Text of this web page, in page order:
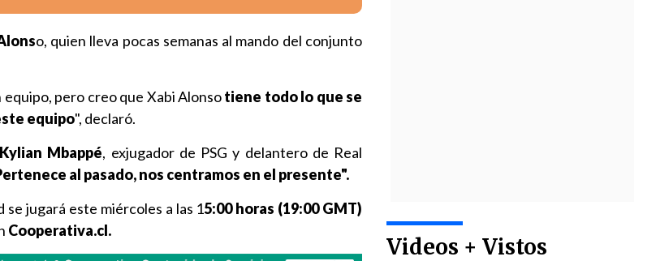
Videos + Vistos
o, quien lleva pocas semanas al mando del conjunto
pero creo que Xabi Alonsotiene todo lo que se
equipo", declaró.
Mbappé, exjugador de PSG y delantero de Real
al pasado, nos centramos en el presente".
se jugará este miércoles a las 15:00 horas (19:00 GMT)
Cooperativa.cl.